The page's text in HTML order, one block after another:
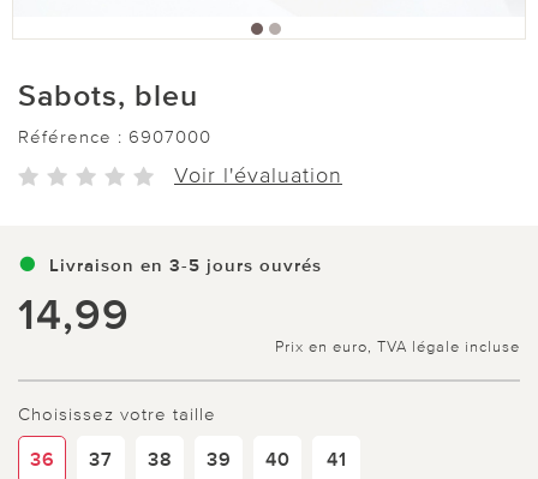
Sabots, bleu
Référence : 6907000
Voir l'évaluation
Livraison en 3-5 jours ouvrés
14,99
Prix en euro, TVA légale incluse
Choisissez votre taille
36 37 38 39 40 41